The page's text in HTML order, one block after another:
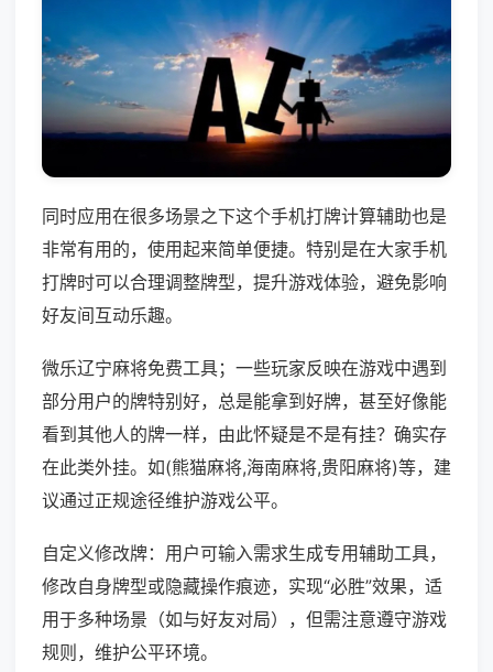
同时应用在很多场景之下这个手机打牌计算辅助也是
非常有用的，使用起来简单便捷。特别是在大家手机
打牌时可以合理调整牌型，提升游戏体验，避免影响
好友间互动乐趣。
微乐辽宁麻将免费工具；一些玩家反映在游戏中遇到
部分用户的牌特别好，总是能拿到好牌，甚至好像能
看到其他人的牌一样，由此怀疑是不是有挂？确实存
在此类外挂。如(熊猫麻将,海南麻将,贵阳麻将)等，建
议通过正规途径维护游戏公平。
自定义修改牌：用户可输入需求生成专用辅助工具，
修改自身牌型或隐藏操作痕迹，实现“必胜”效果，适
用于多种场景（如与好友对局），但需注意遵守游戏
规则，维护公平环境。